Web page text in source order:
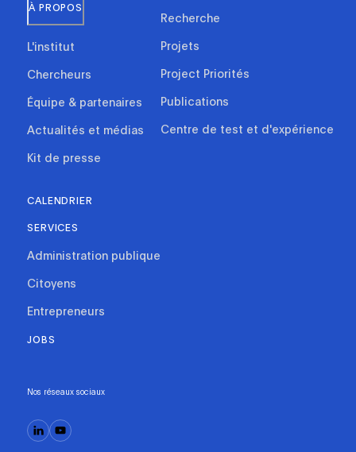
À PROPOS
L'institut
Chercheurs
Équipe & partenaires
Actualités et médias
Kit de presse
Recherche
Projets
Project Priorités
Publications
Centre de test et d'expérience
CALENDRIER
SERVICES
Administration publique
Citoyens
Entrepreneurs
JOBS
Nos réseaux sociaux